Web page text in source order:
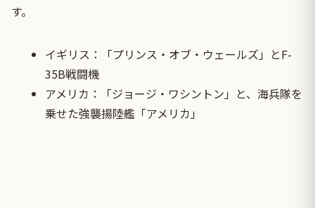
す。
イギリス：「プリンス・オブ・ウェールズ」とF-
35B戦闘機
アメリカ：「ジョージ・ワシントン」と、海兵隊を
乗せた強襲揚陸艦「アメリカ」